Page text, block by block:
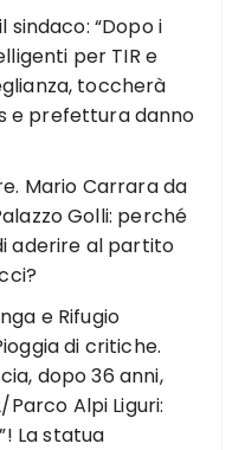
sindaco: “Dopo i
per TIR e
toccherà
e prefettura danno
Mario Carrara da
Golli: perché
aderire al partito
e Rifugio
di critiche.
dopo 36 anni,
Alpi Liguri:
La statua